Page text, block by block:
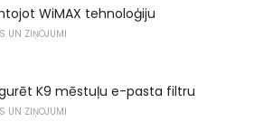
WiMAX tehnoloģiju
UN ZIŅOJUMI
K9 mēstuļu e-pasta filtru
UN ZIŅOJUMI